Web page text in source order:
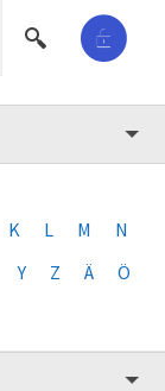
K L M
N
Y Z Ä
Ö